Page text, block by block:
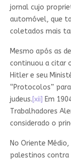
jornal cujo
automóvel, que
coletados mais
Mesmo após as
continuou a citar
Hitler e seu
“Protocolos”
judeus.[xii] Em
Trabalhadores
considerado o
No Oriente
palestinos contra